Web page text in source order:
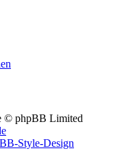
© phpBB Limited
Style-Design